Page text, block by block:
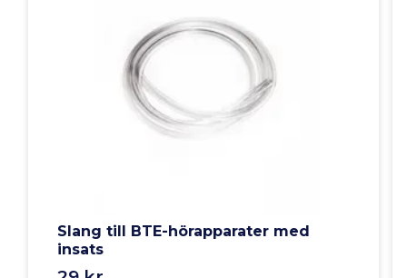
Slang till BTE-hörapparater med
insats